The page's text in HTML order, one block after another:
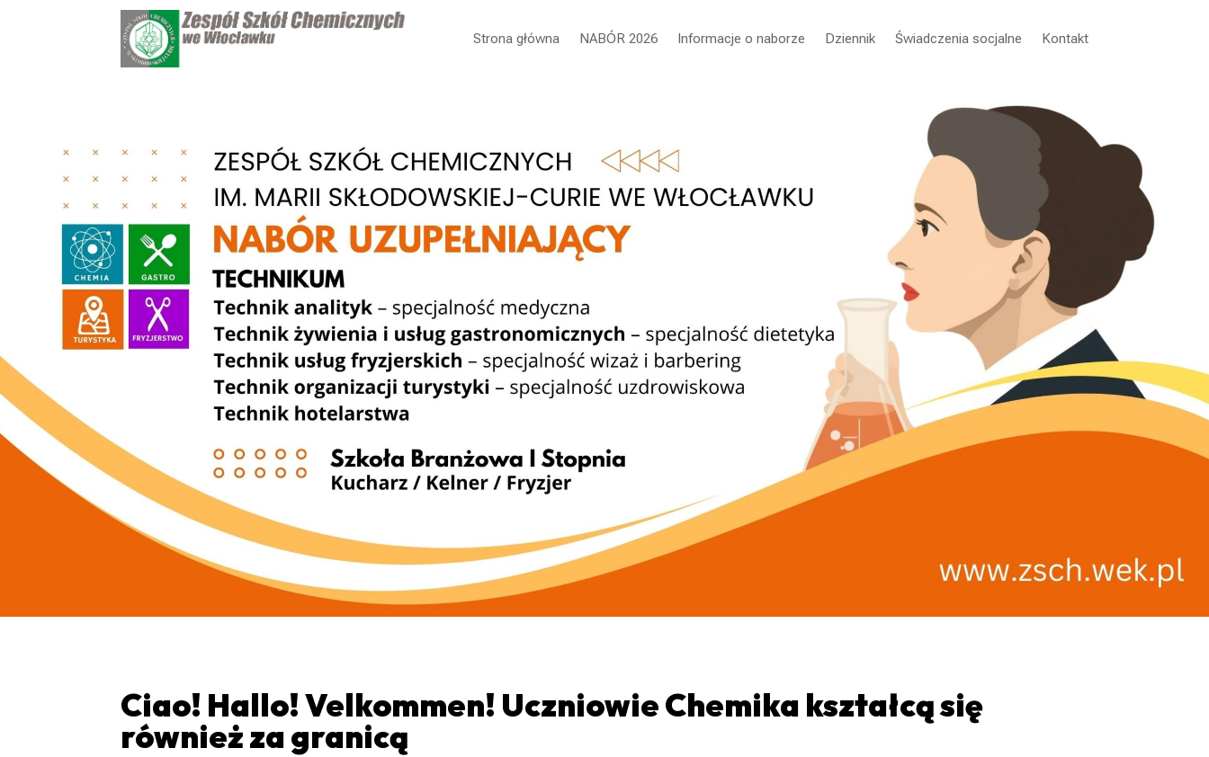
Strona główna NABÓR 2026 Informacje o naborze Dziennik Świadczenia socjalne Kontakt
Ciao! Hallo! Velkommen! Uczniowie Chemika kształcą się
również za granicą